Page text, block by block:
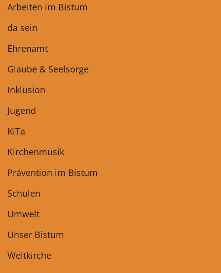
Arbeiten im Bistum
da sein
Ehrenamt
Glaube & Seelsorge
Inklusion
Jugend
KiTa
Kirchenmusik
Prävention im Bistum
Schulen
Umwelt
Unser Bistum
Weltkirche